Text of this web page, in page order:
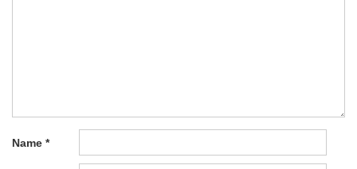
Name *